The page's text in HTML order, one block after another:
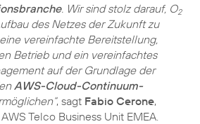
. Wir sind stolz darauf, O2
des Netzes der Zukunft zu
vereinfachte Bereitstellung,
Betrieb und ein vereinfachtes
auf der Grundlage der
AWS-Cloud-Continuum-
, sagt Fabio Cerone,
Telco Business Unit EMEA.